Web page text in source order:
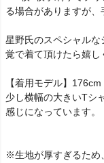
る場合がありますが、
星野氏のスペシャル
覚で着て頂けたら嬉し
【着用モデル】
少し横幅の大きいTシ
感じになっています。
※生地が厚すぎるため